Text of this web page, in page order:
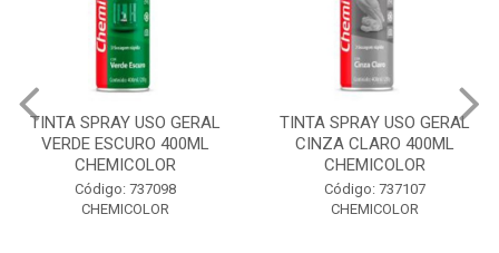
TINTA SPRAY USO GERAL
VERDE ESCURO 400ML
CHEMICOLOR
Código: 737098
CHEMICOLOR
TINTA SPRAY USO GERAL
CINZA CLARO 400ML
CHEMICOLOR
Código: 737107
CHEMICOLOR